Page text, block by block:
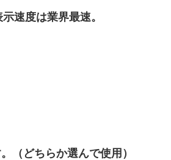
速度は業界最速。
（どちらか選んで使用）